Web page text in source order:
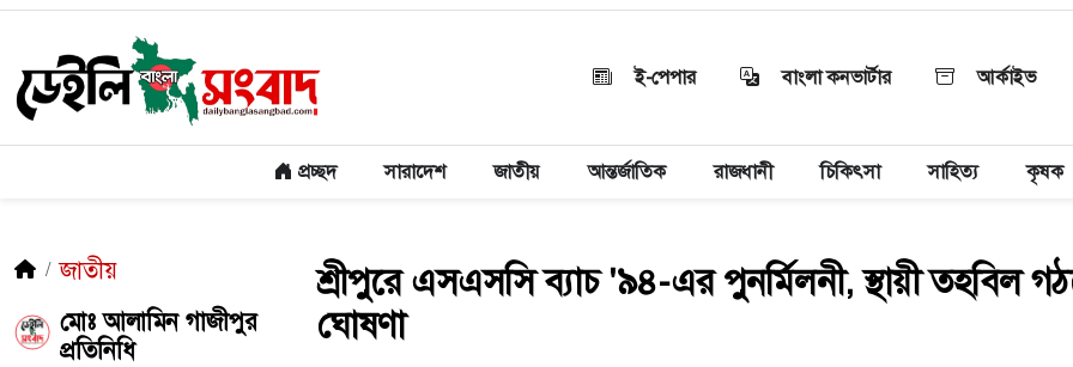
ই-পেপার বাংলা কনভার্টার আর্কাইভ
প্রচ্ছদ সারাদেশ জাতীয় আন্তর্জাতিক রাজধানী চিকিৎসা সাহিত্য কৃষক
জাতীয়
মোঃ আলামিন গাজীপুর
প্রতিনিধি
শ্রীপুরে এসএসসি ব্যাচ '৯৪-এর পুনর্মিলনী, স্থায়ী তহবিল
ঘোষণা